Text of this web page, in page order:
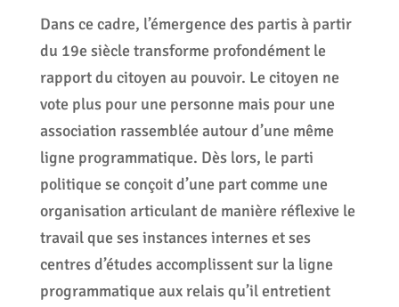
Dans ce cadre, l’émergence des partis à partir
du 19e siècle transforme profondément le
rapport du citoyen au pouvoir. Le citoyen ne
vote plus pour une personne mais pour une
association rassemblée autour d’une même
ligne programmatique. Dès lors, le parti
politique se conçoit d’une part comme une
organisation articulant de manière réflexive le
travail que ses instances internes et ses
centres d’études accomplissent sur la ligne
programmatique aux relais qu’il entretient